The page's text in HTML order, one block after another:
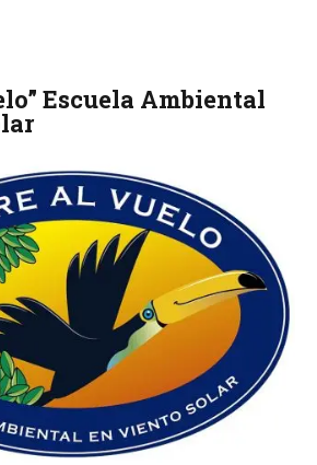
Escuela Ambiental